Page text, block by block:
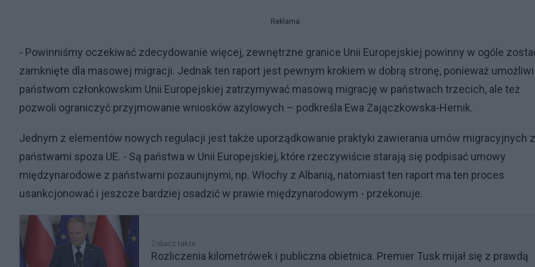
Reklama
- Powinniśmy oczekiwać zdecydowanie więcej, zewnętrzne granice Unii Europejskiej powinny w ogóle
zamknięte dla masowej migracji. Jednak ten raport jest pewnym krokiem w dobrą stronę, ponieważ umożliwi
państwom członkowskim Unii Europejskiej zatrzymywać masową migrację w państwach trzecich, ale też
pozwoli ograniczyć przyjmowanie wniosków azylowych – podkreśla Ewa Zajączkowska-Hernik.
Jednym z elementów nowych regulacji jest także uporządkowanie praktyki zawierania umów migracyjnych z
państwami spoza UE. - Są państwa w Unii Europejskiej, które rzeczywiście starają się podpisać umowy
międzynarodowe z państwami pozaunijnymi, np. Włochy z Albanią, natomiast ten raport ma ten proces
usankcjonować i jeszcze bardziej osadzić w prawie międzynarodowym - przekonuje.
Zobacz także
Rozliczenia kilometrówek i publiczna obietnica. Premier Tusk mijał się z prawdą